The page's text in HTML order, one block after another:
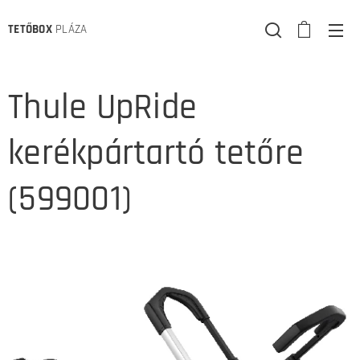
TETŐBOXPLÁZA
Thule UpRide
kerékpártartó tetőre
(599001)